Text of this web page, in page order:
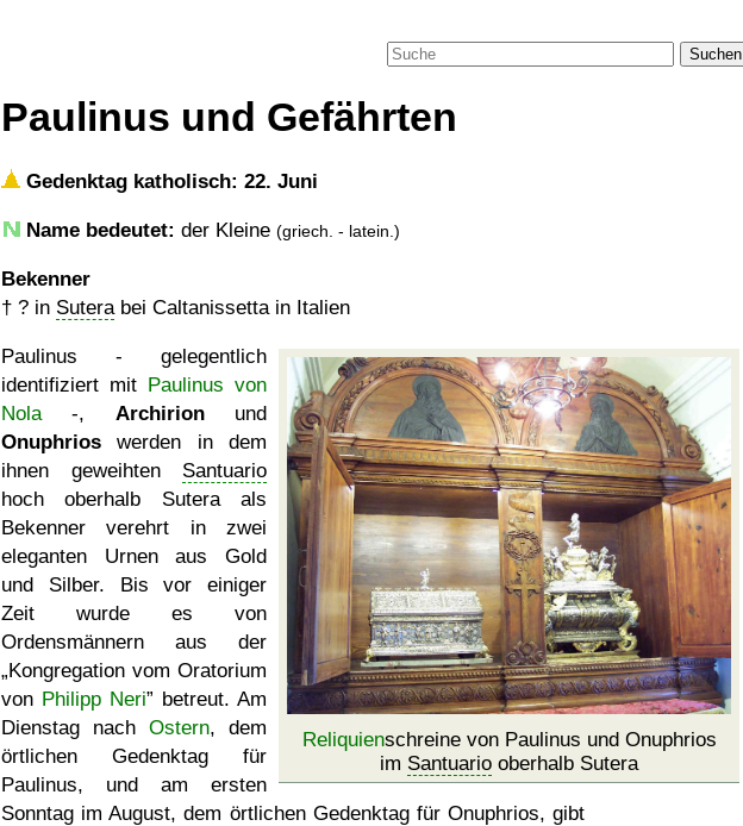
Suchen
Paulinus und Gefährten
Gedenktag katholisch: 22. Juni
Name bedeutet: der Kleine (griech. - latein.)
Bekenner
† ? in Suterabei Caltanissetta in Italien
Reliquienschreine von Paulinus und Onuphrios
im Santuario oberhalb Sutera
Paulinus - gelegentlich
identifiziert mit Paulinus von
Nola-, Archirionund
Onuphrios werden in dem
ihnen geweihten Santuario
hoch oberhalb Sutera als
Bekenner verehrt in zwei
eleganten Urnen aus Gold
und Silber. Bis vor einiger
Zeit wurde es von
Ordensmännern aus der
Kongregation vom Oratorium
von Philipp Neri
betreut. Am
Dienstag nach Ostern, dem
örtlichen Gedenktag für
Paulinus, und am ersten
Sonntag im August, dem örtlichen Gedenktag für Onuphrios, gibt